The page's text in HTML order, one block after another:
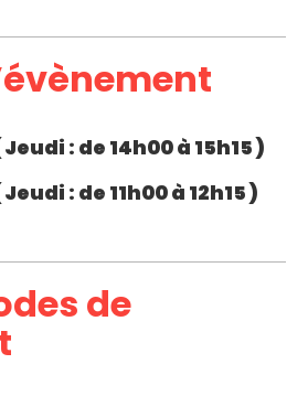
Jeudi : de 14h00 à 15h15 )
Jeudi : de 11h00 à 12h15 )
de